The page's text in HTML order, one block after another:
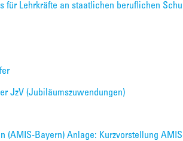
für Lehrkräfte an staatlichen beruflichen
JzV (Jubiläumszuwendungen)
(AMIS-Bayern) Anlage: Kurzvorstellung